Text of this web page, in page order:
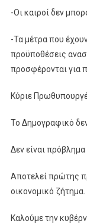
-Οι καιροί δεν
-Τα μέτρα που
προϋποθέσεις
προσφέρονται για
Κύριε
Το Δημογραφικό
Δεν είναι πρόβλημα
Αποτελεί πρώτης
οικονομικό ζήτημα.
Kαλούμε την